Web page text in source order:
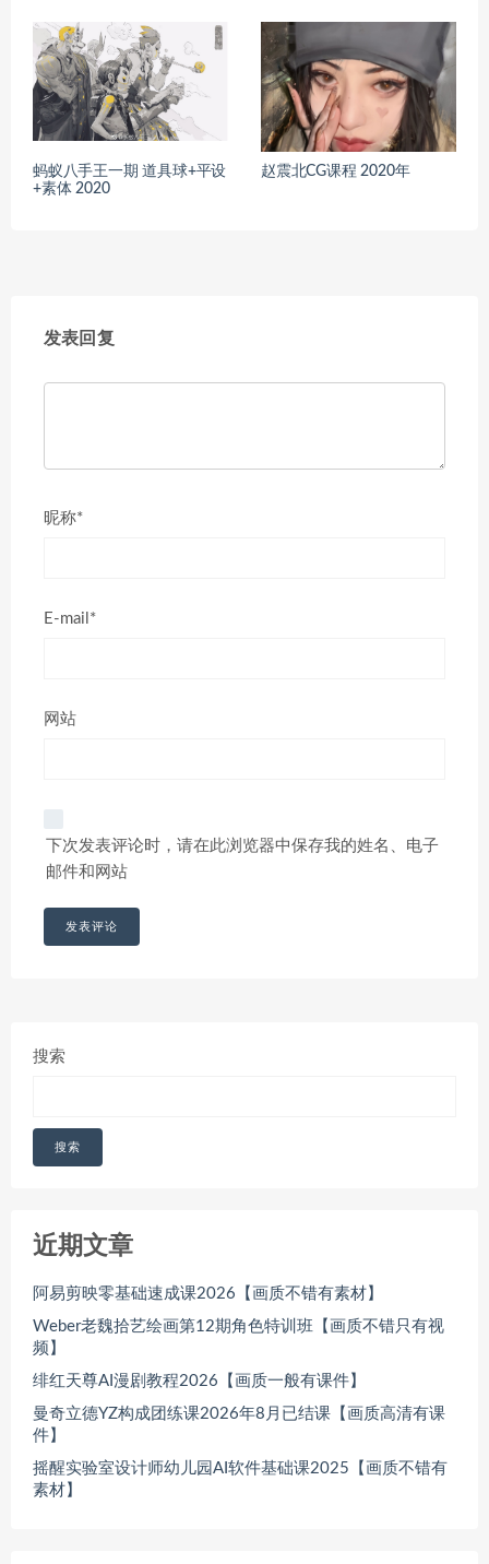
蚂蚁八手王一期 道具球+平设
+素体 2020
赵震北CG课程 2020年
发表回复
昵称*
E-mail*
网站
下次发表评论时，请在此浏览器中保存我的姓名、电子
邮件和网站
搜索
搜索
近期文章
阿易剪映零基础速成课2026【画质不错有素材】
Weber老魏拾艺绘画第12期角色特训班【画质不错只有视
频】
绯红天尊AI漫剧教程2026【画质一般有课件】
曼奇立德YZ构成团练课2026年8月已结课【画质高清有课
件】
摇醒实验室设计师幼儿园AI软件基础课2025【画质不错有
素材】